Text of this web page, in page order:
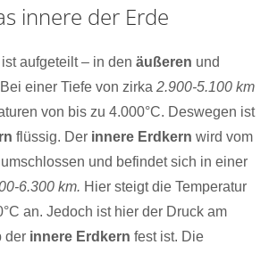
innere der Erde
ist aufgeteilt – in den äußeren und
einer Tiefe von zirka 2.900-5.100 km
von bis zu 4.000°C. Deswegen ist
flüssig. Der innere Erdkern wird vom
umschlossen und befindet sich in einer
6.300 km. Hier steigt die Temperatur
an. Jedoch ist hier der Druck am
der innere Erdkern fest ist. Die